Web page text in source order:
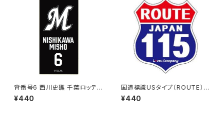
背番号6 西川史礁 千葉ロッテマ
リーンズ 選手ステッカー（ブラッ
クB)
¥440
国道標識USタイプ（ROUTE）ス
テッカー 115号線
¥440